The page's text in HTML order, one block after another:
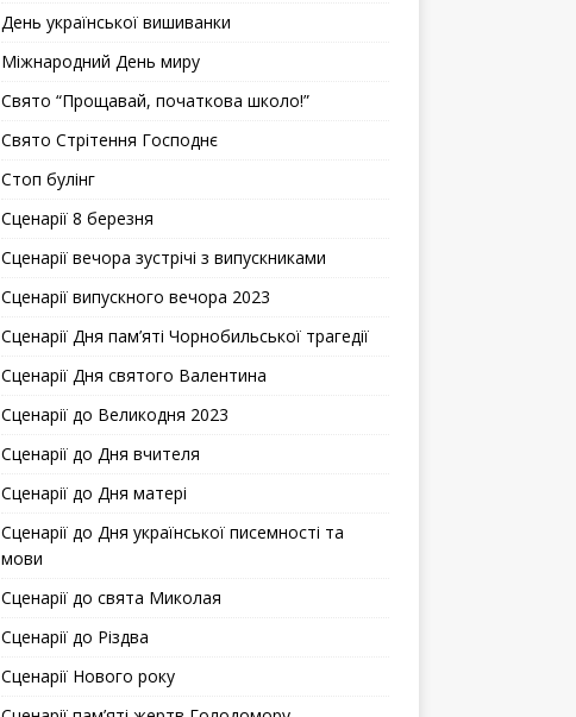
День української вишиванки
Міжнародний День миру
Свято “Прощавай, початкова школо!”
Свято Стрітення Господнє
Стоп булінг
Сценарії 8 березня
Сценарії вечора зустрічі з випускниками
Сценарії випускного вечора 2023
Сценарії Дня пам’яті Чорнобильської трагедії
Сценарії Дня святого Валентина
Сценарії до Великодня 2023
Сценарії до Дня вчителя
Сценарії до Дня матері
Сценарії до Дня української писемності та
мови
Сценарії до свята Миколая
Сценарії до Різдва
Сценарії Нового року